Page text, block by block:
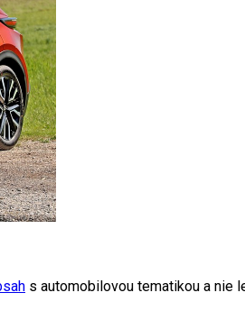
s automobilovou tematikou a nie